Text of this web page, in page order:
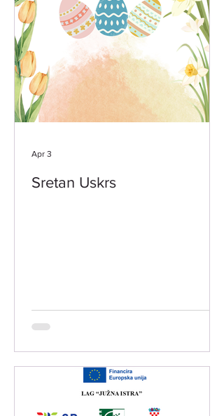
Sretan Uskrs
Apr 3